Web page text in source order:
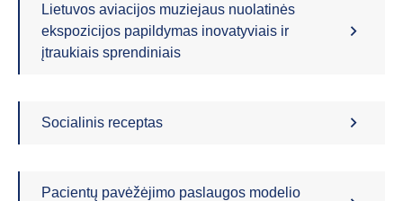
Lietuvos aviacijos muziejaus nuolatinės
ekspozicijos papildymas inovatyviais ir
įtraukiais sprendiniais
Socialinis receptas
Pacientų pavėžėjimo paslaugos modelio